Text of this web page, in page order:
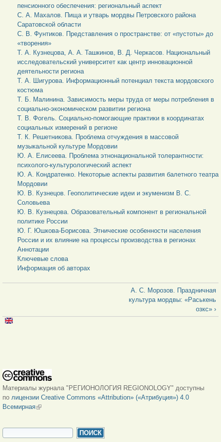
пенсионного обеспечения: региональный аспект
С. А. Махалов. Пища и утварь мордвы Петровского района
Саратовской области
С. В. Фунтиков. Представления о пространстве: от «пустоты» до
«творения»
Т. А. Кузнецова, А. А. Ташкинов, В. Д. Черкасов. Национальный
исследовательский университет как центр инновационной
деятельности региона
Т. А. Шигурова. Информационный потенциал текста мордовского
костюма
Т. Б. Малинина. Зависимость меры труда от меры потребления в
социально-экономическом развитии региона
Т. В. Фогель. Социально-помогающие практики в координатах
социальных измерений в регионе
Т. К. Решетникова. Проблема отчуждения в массовой
музыкальной культуре Мордовии
Ю. А. Елисеева. Проблема этнонациональной толерантности:
психолого-культурологический аспект
Ю. А. Кондратенко. Некоторые аспекты развития балетного театра
Мордовии
Ю. В. Кузнецов. Геополитические идеи и экуменизм В. С.
Соловьева
Ю. В. Кузнецова. Образовательный компонент в региональной
политике России
Ю. Г. Юшкова-Борисова. Этнические особенности населения
России и их влияние на процессы производства в регионах
Аннотации
Ключевые слова
Информация об авторах
А. С. Морозов. Праздничная
культура мордвы: «Раськень
озкс» ›
Материалы журнала "РЕГИОНОЛОГИЯ REGIONOLOGY" доступны
по лицензии Creative Commons «Attribution» («Атрибуция») 4.0
Всемирная(внешняя ссылка)
ФОРМА ПОИСКА